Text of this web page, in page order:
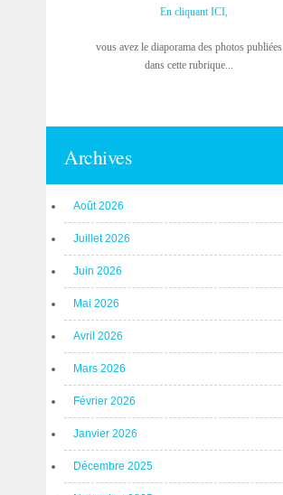
En cliquant ICI,
vous avez le diaporama des photos publiées
dans cette rubrique...
Archives
Août 2026
Juillet 2026
Juin 2026
Mai 2026
Avril 2026
Mars 2026
Février 2026
Janvier 2026
Décembre 2025